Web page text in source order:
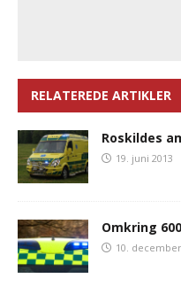
RELATEREDE ARTIKLER
Roskildes
19. juni 2013
Omkring
10.